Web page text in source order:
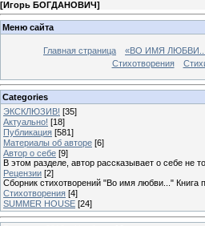
[Игорь БОГДАНОВИЧ]
Меню сайта
Главная страница «ВО ИМЯ
Стихотворения
Categories
ЭКСКЛЮЗИВ! [35]
Актуально! [18]
Публикация [581]
Материалы об авторе [6]
Автор о себе [9]
В этом разделе, автор рассказывает о себе не
Рецензии [2]
Сборник стихотворений "Во имя любви..." Книга
Стихотворения [4]
SUMMER HOUSE [24]